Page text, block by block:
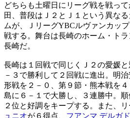
どちらも土曜日にリーグ戦を戦っ
田、普段はＪ２とＪ１という異な
ムが、ＪリーグYBCルヴァンカッ
戦する。舞台は長崎のホーム・ト
長崎だ。
長崎は１回戦で同じくＪ２の愛媛
－３で勝利して２回戦に進出。明
形戦を２－０、第９節・熊本戦を
島に６－１で大勝し、３連勝中。
２位と好調をキープする。また、
ュニオが６得点、 フアンマ デルガド